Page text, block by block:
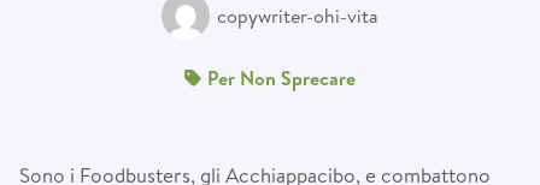
copywriter-ohi-vita
Per Non Sprecare
Sono i Foodbusters, gli Acchiappacibo, e combattono